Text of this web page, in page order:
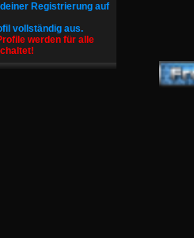
Registrierung auf
vollständig aus.
werden für alle